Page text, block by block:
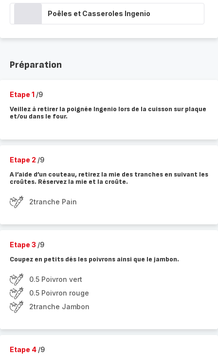
Poêles et Casseroles Ingenio
Préparation
Etape 1 /9
Veillez à retirer la poignée Ingenio lors de la cuisson sur plaque
et/ou dans le four.
Etape 2 /9
A l’aide d’un couteau, retirez la mie des tranches en suivant les
croûtes. Réservez la mie et la croûte.
2tranche Pain
Etape 3 /9
Coupez en petits dés les poivrons ainsi que le jambon.
0.5 Poivron vert
0.5 Poivron rouge
2tranche Jambon
Etape 4 /9